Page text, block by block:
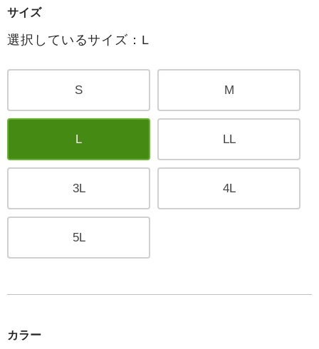
サイズ
選択しているサイズ：L
S M
L LL
3L 4L
5L
カラー